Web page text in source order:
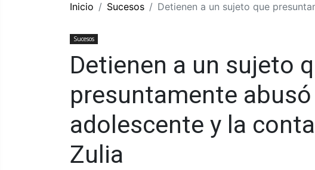
Inicio Sucesos Detienen a un sujeto que
Sucesos
Detienen a un sujeto
presuntamente abusó
adolescente y la
Zulia